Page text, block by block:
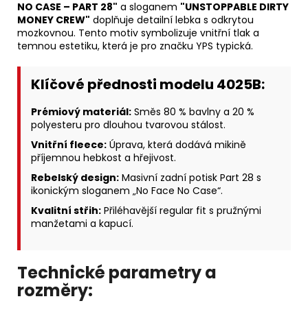
NO CASE – PART 28" a sloganem "UNSTOPPABLE DIRTY
MONEY CREW" doplňuje detailní lebka s odkrytou
mozkovnou. Tento motiv symbolizuje vnitřní tlak a
temnou estetiku, která je pro značku YPS typická.
Klíčové přednosti modelu 4025B:
Prémiový materiál: Směs 80 % bavlny a 20 %
polyesteru pro dlouhou tvarovou stálost.
Vnitřní fleece: Úprava, která dodává mikině
příjemnou hebkost a hřejivost.
Rebelský design: Masivní zadní potisk Part 28 s
ikonickým sloganem „No Face No Case“.
Kvalitní střih: Přiléhavější regular fit s pružnými
manžetami a kapucí.
Technické parametry a
rozměry: